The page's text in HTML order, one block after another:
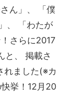
ん」、 「僕
、 「わたが
さらに2017
と、 掲載さ
れました(※カ
挙！12月20